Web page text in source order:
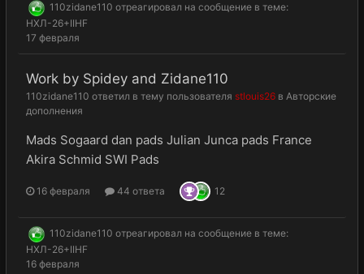
110zidane110 отреагировал на сообщение в теме:
НХЛ-26+IIHF
17 февраля
Work by Spidey and Zidane110
110zidane110 ответил в тему пользователя stlouis26 в Авторские
дополнения
Mads Sogaard dan pads Julian Junca pads France
Akira Schmid SWI Pads
16 февраля 44 ответа 12
110zidane110 отреагировал на сообщение в теме:
НХЛ-26+IIHF
16 февраля